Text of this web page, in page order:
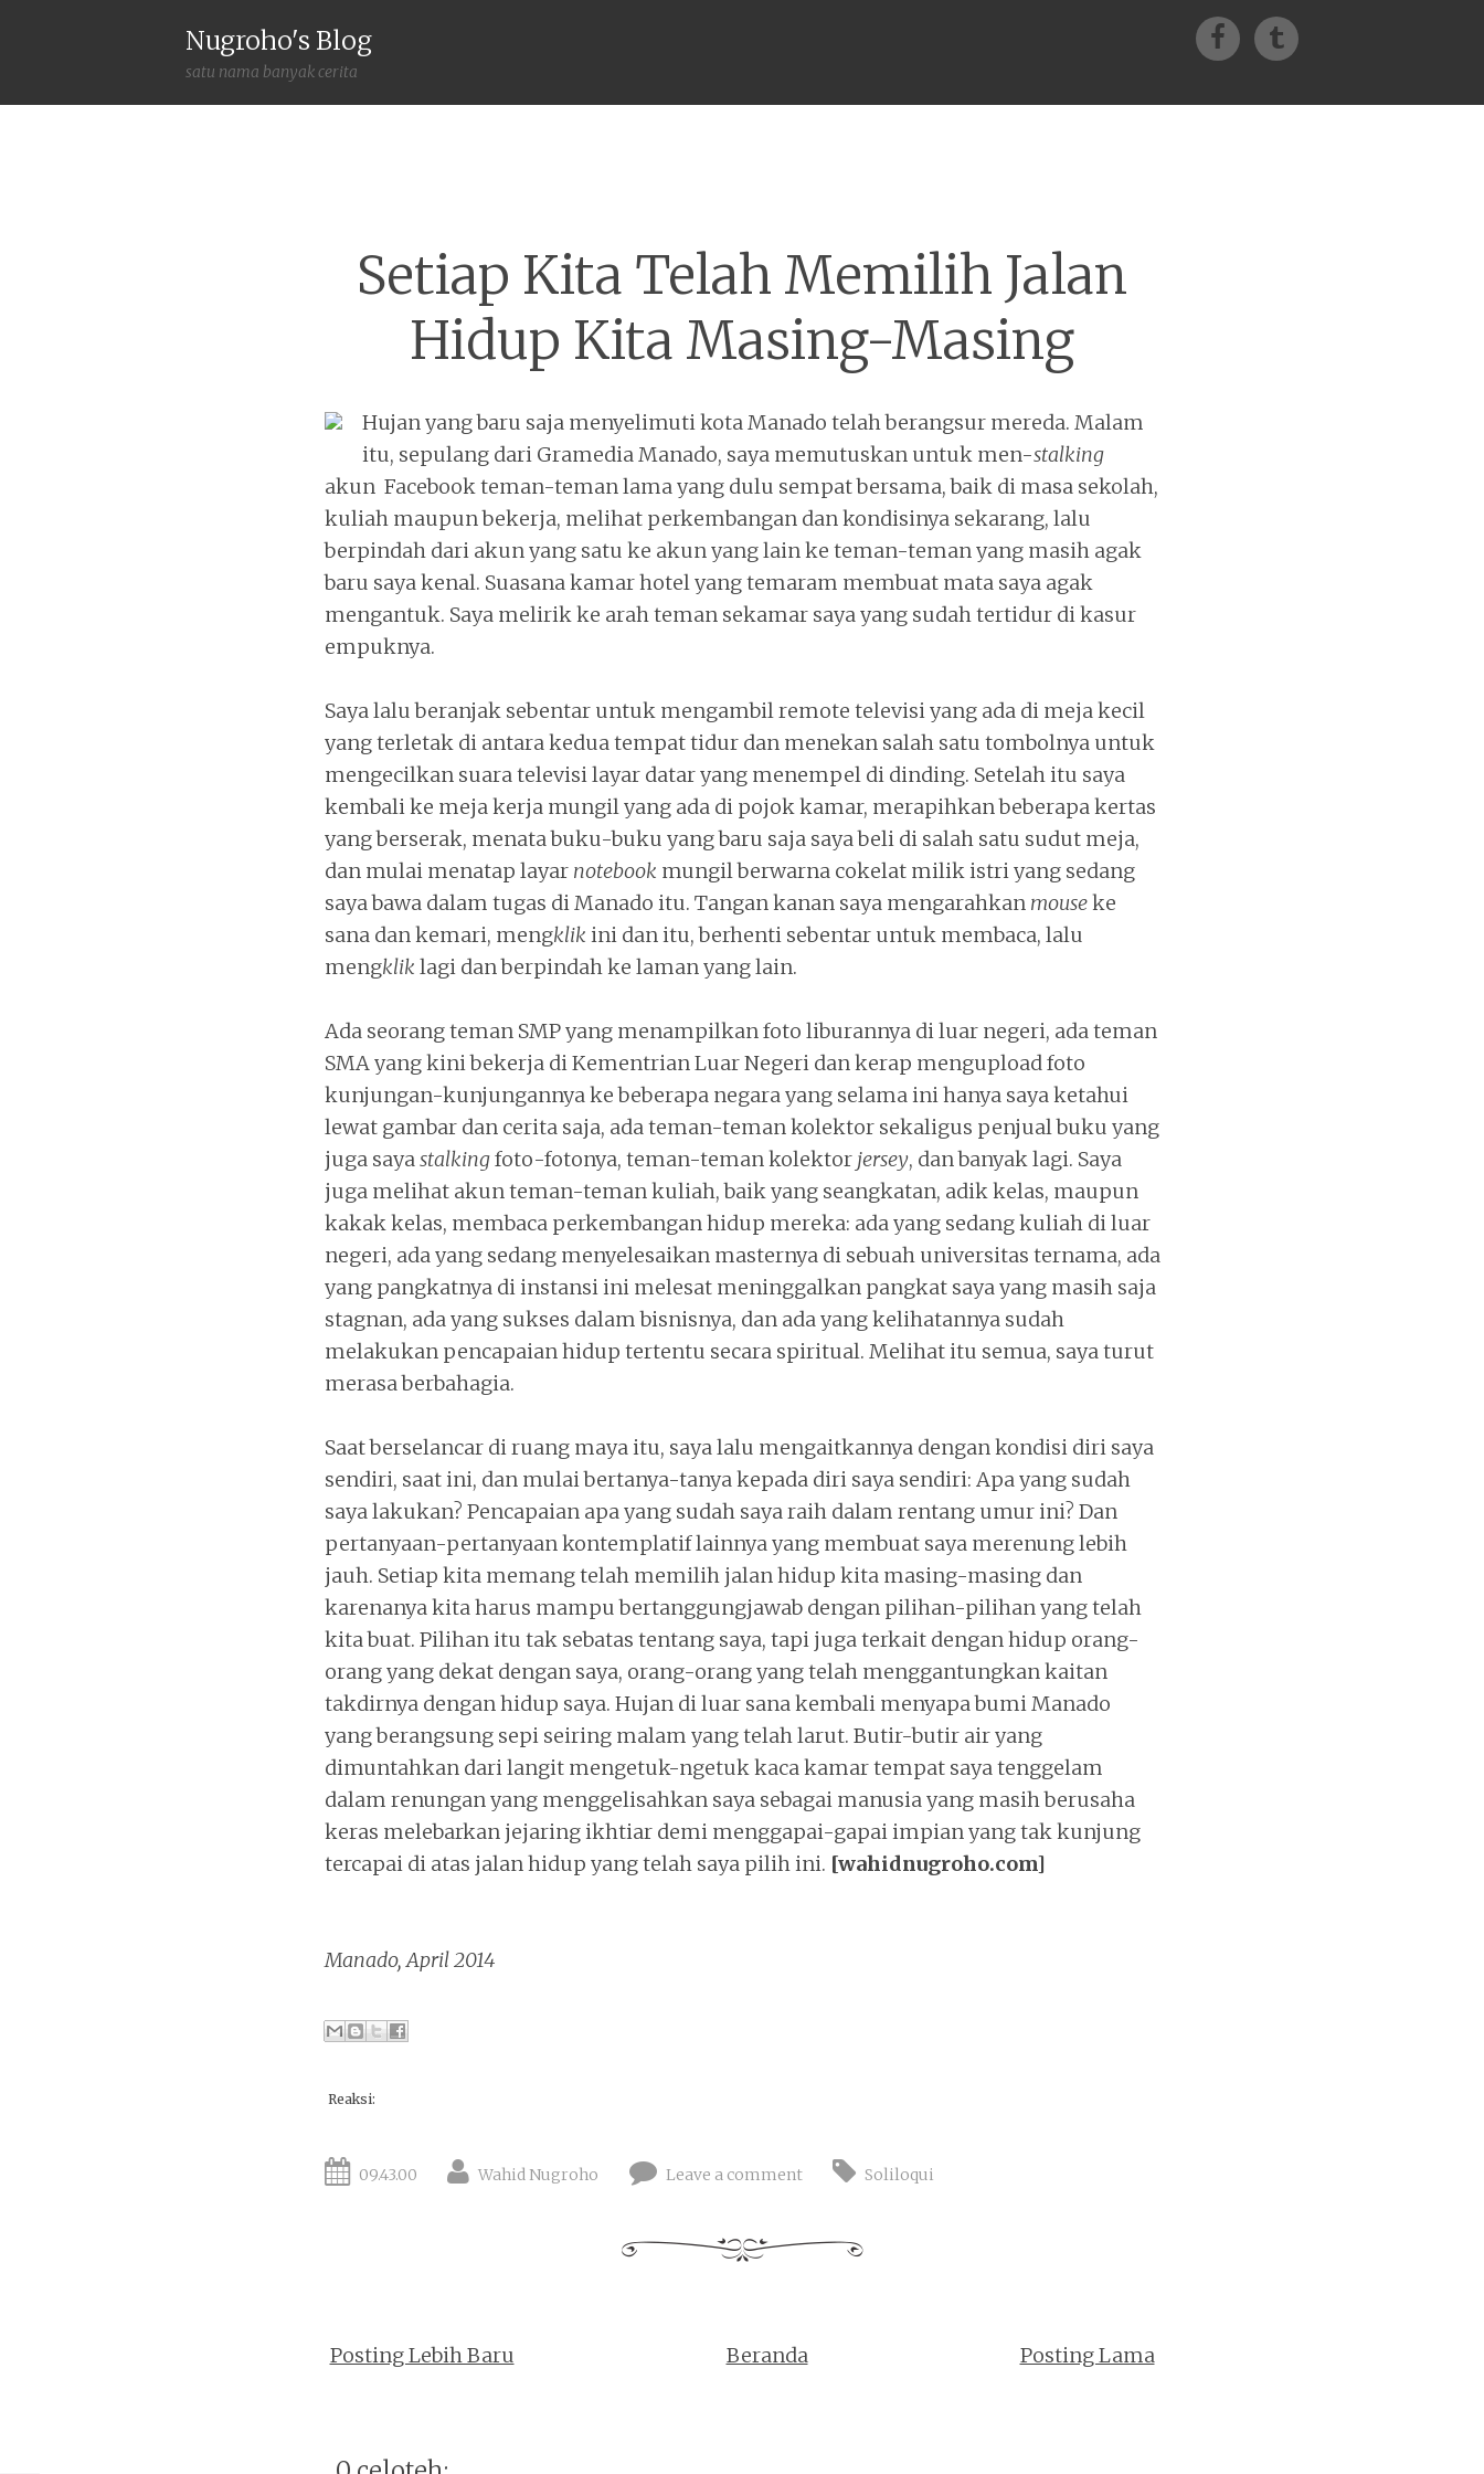
Nugroho's Blog
satu nama banyak cerita
Facebook
Setiap Kita Telah Memilih Jalan
Hidup Kita Masing-Masing
Hujan yang baru saja menyelimuti kota Manado telah berangsur mereda. Malam
itu, sepulang dari Gramedia Manado, saya memutuskan untuk men-stalking
akun Facebook teman-teman lama yang dulu sempat bersama, baik di masa sekolah,
kuliah maupun bekerja, melihat perkembangan dan kondisinya sekarang, lalu
berpindah dari akun yang satu ke akun yang lain ke teman-teman yang masih agak
baru saya kenal. Suasana kamar hotel yang temaram membuat mata saya agak
mengantuk. Saya melirik ke arah teman sekamar saya yang sudah tertidur di kasur
empuknya.
Saya lalu beranjak sebentar untuk mengambil remote televisi yang ada di meja kecil
yang terletak di antara kedua tempat tidur dan menekan salah satu tombolnya untuk
mengecilkan suara televisi layar datar yang menempel di dinding. Setelah itu saya
kembali ke meja kerja mungil yang ada di pojok kamar, merapihkan beberapa kertas
yang berserak, menata buku-buku yang baru saja saya beli di salah satu sudut meja,
dan mulai menatap layar notebook mungil berwarna cokelat milik istri yang sedang
saya bawa dalam tugas di Manado itu. Tangan kanan saya mengarahkan mouseke
sana dan kemari, mengklik ini dan itu, berhenti sebentar untuk membaca, lalu
mengklik lagi dan berpindah ke laman yang lain.
Ada seorang teman SMP yang menampilkan foto liburannya di luar negeri, ada teman
SMA yang kini bekerja di Kementrian Luar Negeri dan kerap mengupload foto
kunjungan-kunjungannya ke beberapa negara yang selama ini hanya saya ketahui
lewat gambar dan cerita saja, ada teman-teman kolektor sekaligus penjual buku yang
juga sayastalkingfoto-fotonya, teman-teman kolektor jersey, dan banyak lagi. Saya
juga melihat akun teman-teman kuliah, baik yang seangkatan, adik kelas, maupun
kakak kelas, membaca perkembangan hidup mereka: ada yang sedang kuliah di luar
negeri, ada yang sedang menyelesaikan masternya di sebuah universitas ternama, ada
yang pangkatnya di instansi ini melesat meninggalkan pangkat saya yang masih saja
stagnan, ada yang sukses dalam bisnisnya, dan ada yang kelihatannya sudah
melakukan pencapaian hidup tertentu secara spiritual. Melihat itu semua, saya turut
merasa berbahagia.
Saat berselancar di ruang maya itu, saya lalu mengaitkannya dengan kondisi diri saya
sendiri, saat ini, dan mulai bertanya-tanya kepada diri saya sendiri: Apa yang sudah
saya lakukan? Pencapaian apa yang sudah saya raih dalam rentang umur ini? Dan
pertanyaan-pertanyaan kontemplatif lainnya yang membuat saya merenung lebih
jauh. Setiap kita memang telah memilih jalan hidup kita masing-masing dan
karenanya kita harus mampu bertanggungjawab dengan pilihan-pilihan yang telah
kita buat. Pilihan itu tak sebatas tentang saya, tapi juga terkait dengan hidup orang-
orang yang dekat dengan saya, orang-orang yang telah menggantungkan kaitan
takdirnya dengan hidup saya. Hujan di luar sana kembali menyapa bumi Manado
yang berangsung sepi seiring malam yang telah larut. Butir-butir air yang
dimuntahkan dari langit mengetuk-ngetuk kaca kamar tempat saya tenggelam
dalam renungan yang menggelisahkan saya sebagai manusia yang masih berusaha
keras melebarkan jejaring ikhtiar demi menggapai-gapai impian yang tak kunjung
tercapai di atas jalan hidup yang telah saya pilih ini. [wahidnugroho.com]
Manado, April 2014
Reaksi:
09.43.00 Wahid Nugroho Leave a comment Soliloqui
Posting Lebih Baru Posting Lama
Beranda